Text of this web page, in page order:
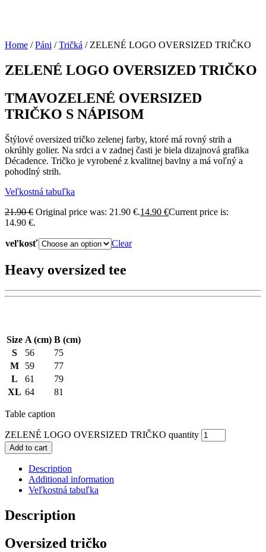
Home /Páni /Tričká / ZELENÉ LOGO OVERSIZED TRIČKO
ZELENÉ LOGO OVERSIZED TRIČKO
TMAVOZELENÉ OVERSIZED
TRIČKO S NÁPISOM
Štýlové oversized tričko zelenej farby, ktoré má rovný strih a
okrúhly golier. Na srdci a v zadnej časti je biela dizajnová grafika
Décadence. Tričko je vyrobené z kvalitnej bavlny a má voľný a
pohodlný strih.
Veľkostná tabuľka
21.90€ Original price was: 21.90 €.14.90 €Current price is:
14.90 €.
veľkosť Clear
Heavy oversized tee
Size A (cm) B (cm)
S
56
75
M
59
77
L
61
79
XL 64 81
Table caption
ZELENÉ LOGO OVERSIZED TRIČKO quantity
Add to cart
Description
Additional information
Veľkostná tabuľka
Description
Oversized tričko